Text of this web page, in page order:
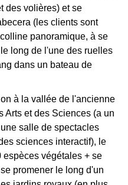
des volières) et se
(les clients sont
panoramique, à se
long de l'une des ruelles
dans un bateau de
à la vallée de l'ancienne
Arts et des Sciences (a un
salle de spectacles
sciences interactif), le
végétales + se
promener le long d'un